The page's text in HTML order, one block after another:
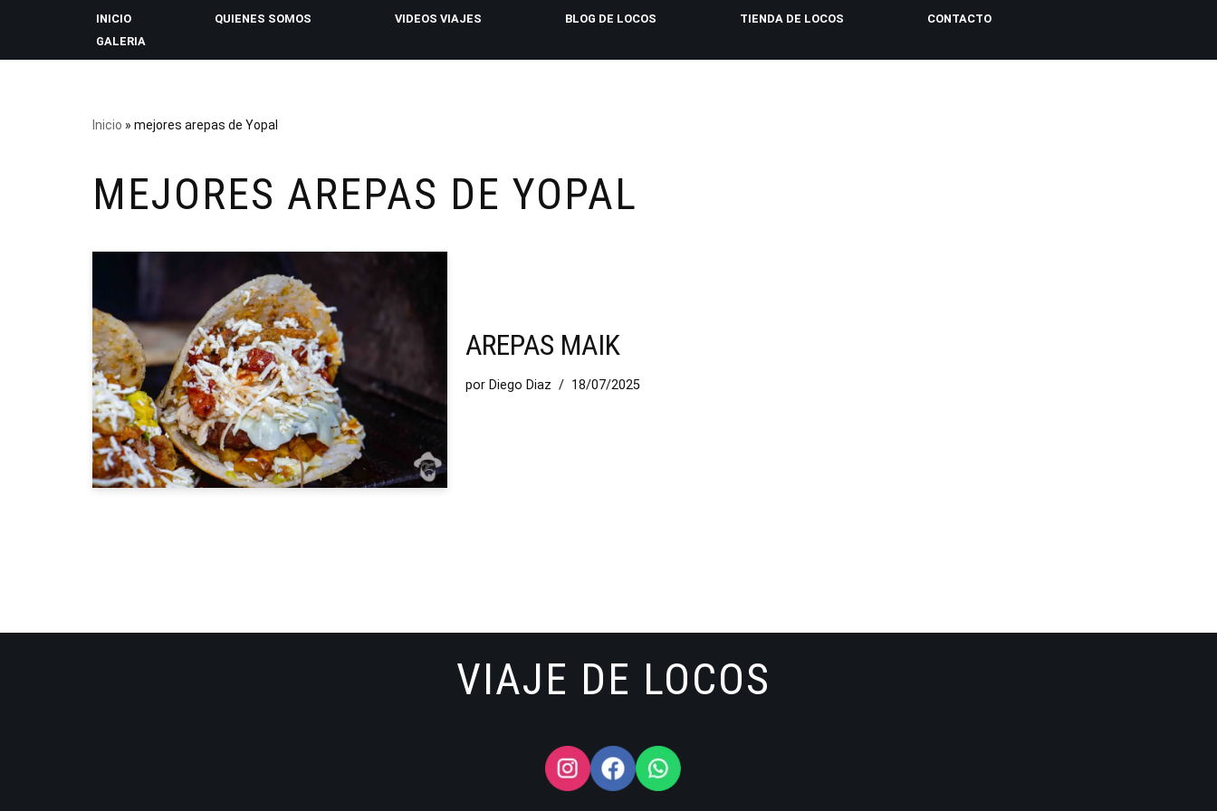
INICIO QUIENES SOMOS VIDEOS VIAJES BLOG DE LOCOS TIENDA DE LOCOS
CONTACTO
GALERIA
Inicio » mejores arepas de Yopal
MEJORES AREPAS DE YOPAL
AREPAS MAIK
por Diego Diaz 18/07/2025
VIAJE DE LOCOS